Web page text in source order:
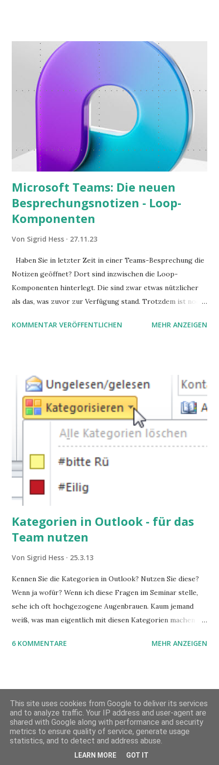
Microsoft Teams: Die neuen
Besprechungsnotizen - Loop-
Komponenten
Von Sigrid Hess 27.11.23
Haben Sie in letzter Zeit in einer Teams-Besprechung die
Notizen geöffnet? Dort sind inzwischen die Loop-
Komponenten hinterlegt. Die sind zwar etwas nützlicher
als das, was zuvor zur Verfügung stand. Trotzdem ist noch
Stolperfallen. Hier ein erster, kritischer Blick auf das was
KOMMENTAR VERÖFFENTLICHEN MEHR ANZEIGEN
Kategorien in Outlook - für das
Team nutzen
Von Sigrid Hess 25.3.13
Kennen Sie die Kategorien in Outlook? Nutzen Sie diese?
Wenn ja wofür? Wenn ich diese Fragen im Seminar stelle,
sehe ich oft hochgezogene Augenbrauen. Kaum jemand
weiß, was man eigentlich mit diesen Kategorien machen
sie Ihnen vor.
6 KOMMENTARE MEHR ANZEIGEN
This site uses cookies from Google to deliver its services
and to analyze traffic. Your IP address and user-agent are
shared with Google along with performance and security
metrics to ensure quality of service, generate usage
statistics, and to detect and address abuse.
LEARN MORE GOT IT